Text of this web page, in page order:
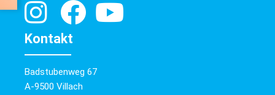
Kontakt
Badstubenweg 67
A-9500 Villach